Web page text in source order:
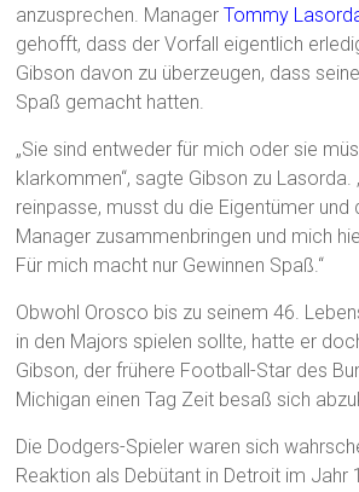
anzusprechen. ManagerTommy
gehofft, dass der Vorfall eigentlich
Gibson davon zu überzeugen, dass
Spaß gemacht hatten.
„Sie sind entweder für mich oder sie
klarkommen“, sagte Gibson zu Lasorda.
reinpasse, musst du die Eigentümer und
Manager zusammenbringen und mich
Für mich macht nur Gewinnen Spaß.“
Obwohl Orosco bis zu seinem 46.
in den Majors spielen sollte, hatte er
Gibson, der frühere Football-Star des
Michigan einen Tag Zeit besaß sich
Die Dodgers-Spieler waren sich
Reaktion als Debütant in Detroit im Jahr